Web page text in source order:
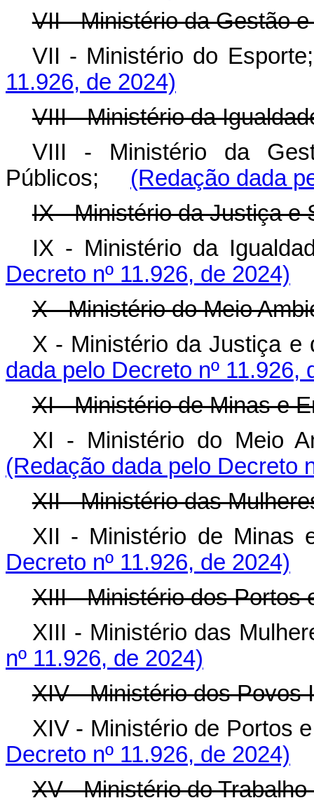
VII - Ministério da Gestão
VII - Ministério do
11.926, de 2024)
VIII - Ministério da
VIII - Ministério da
Públicos; (Redação dada
IX - Ministério da Justiça e
IX - Ministério da
Decreto nº 11.926, de 2024)
X - Ministério do Meio
X - Ministério da Justiça
dada pelo Decreto nº 11.926,
XI - Ministério de Minas e
XI - Ministério do Meio
(Redação dada pelo Decreto
XII - Ministério das
XII - Ministério de
Decreto nº 11.926, de 2024)
XIII - Ministério dos Portos
XIII - Ministério das
nº 11.926, de 2024)
XIV - Ministério dos Povos
XIV - Ministério de
Decreto nº 11.926, de 2024)
XV - Ministério do